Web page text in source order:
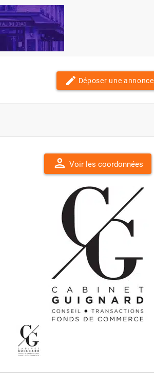
edit Déposer une annonce
person Voir les coordonnées